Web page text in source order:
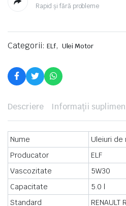
Rapid și fără probleme
Categorii: ELf, Ulei Motor
Descriere Informații
Nume
Uleiuri
Producator
ELF
Vascozitate
5W30
Capacitate
5.0 l
Standard
RENAULT